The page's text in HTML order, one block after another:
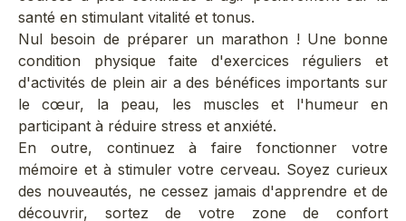
santé en stimulant vitalité et tonus.
Nul besoin de préparer un marathon ! Une bonne
condition physique faite d'exercices réguliers et
d'activités de plein air a des bénéfices importants sur
le cœur, la peau, les muscles et l'humeur en
participant à réduire stress et anxiété.
En outre, continuez à faire fonctionner votre
mémoire et à stimuler votre cerveau. Soyez curieux
des nouveautés, ne cessez jamais d'apprendre et de
découvrir, sortez de votre zone de confort